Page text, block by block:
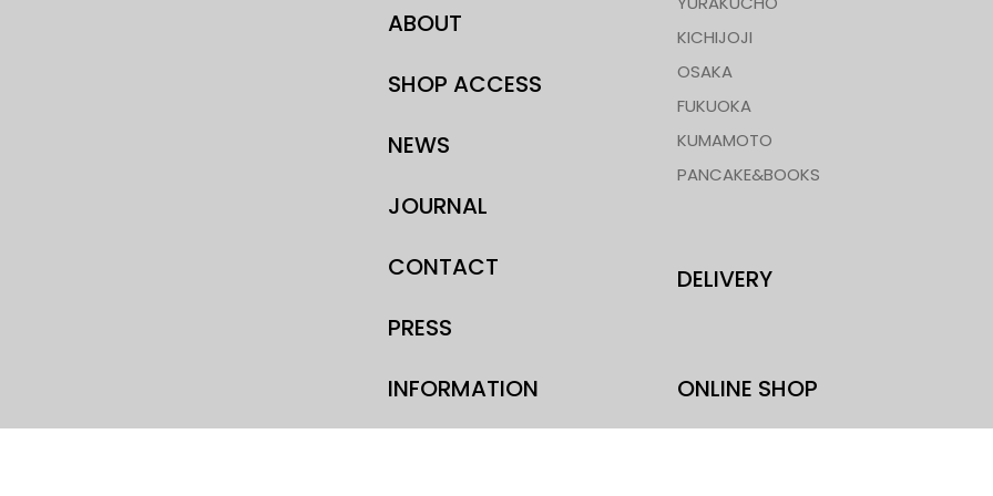
ABOUT
SHOP ACCESS
NEWS
JOURNAL
CONTACT
PRESS
INFORMATION
KICHIJOJI
OSAKA
FUKUOKA
KUMAMOTO
PANCAKE&BOOKS
DELIVERY
ONLINE SHOP